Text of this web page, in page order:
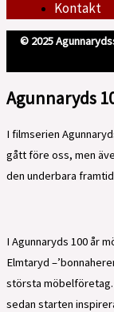
Kontakt
© 2025
Agunnaryds
I filmserien
gått före oss, men
den underbara
I Agunnaryds 100 år
Elmtaryd
största möbelföretag.
sedan starten